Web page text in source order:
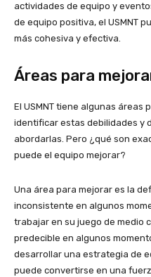
actividades de equipo y
de equipo positiva, el USMNT
más cohesiva y efectiva.
Áreas para
El USMNT tiene algunas áreas
identificar estas debilidades y
abordarlas. Pero ¿qué son
puede el equipo mejorar?
Una área para mejorar es la
inconsistente en algunos
trabajar en su juego de medio
predecible en algunos
desarrollar una estrategia de
puede convertirse en una